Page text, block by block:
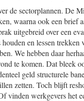
de sectorplannen. De
waarna ook een brief
uitgebreid over een
en lessen trekken
We hebben daar
te komen. Dat bleek
geld structurele
zetten. Toch blijft
vinden werkgevers het